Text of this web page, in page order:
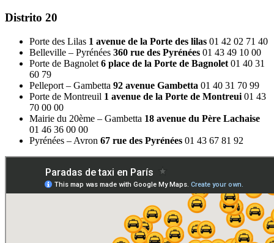
Distrito 20
Porte des Lilas 1 avenue de la Porte des lilas 01 42 02 71 40
Belleville – Pyrénées 360 rue des Pyrénées 01 43 49 10 00
Porte de Bagnolet 6 place de la Porte de Bagnolet 01 40 31
60 79
Pelleport – Gambetta 92 avenue Gambetta 01 40 31 70 99
Porte de Montreuil 1 avenue de la Porte de Montreui 01 43
70 00 00
Mairie du 20ème – Gambetta 18 avenue du Père Lachaise
01 46 36 00 00
Pyrénées – Avron 67 rue des Pyrénées 01 43 67 81 92